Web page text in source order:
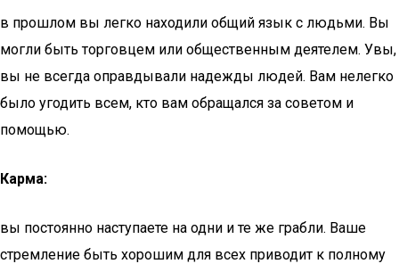
в прошлом вы легко находили общий язык с людьми. Вы
могли быть торговцем или общественным деятелем. Увы,
вы не всегда оправдывали надежды людей. Вам нелегко
было угодить всем, кто вам обращался за советом и
помощью.
Карма:
вы постоянно наступаете на одни и те же грабли. Ваше
стремление быть хорошим для всех приводит к полному